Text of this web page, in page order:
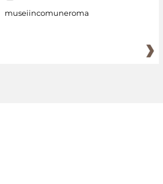
museiincomuneroma